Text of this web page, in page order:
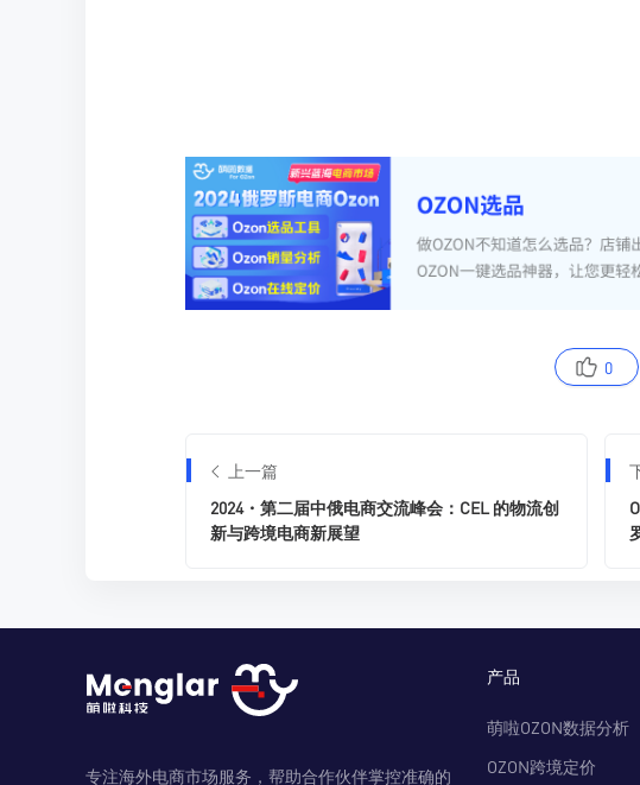
0
上一篇
2024・第二届中俄电商交流峰会：CEL 的物流创
新与跨境电商新展望
专注海外电商市场服务，帮助合作伙伴掌控准确的
产品
萌啦OZON数据分析
OZON跨境定价